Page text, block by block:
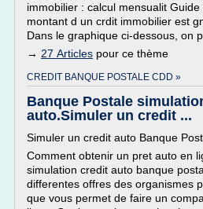
immobilier : calcul mensualit
montant d un crdit immobilier est
Dans le graphique ci-dessous, on
→ 27 Articles pour ce thème
CREDIT BANQUE POSTALE CDD »
Banque Postale
auto.Simuler un credit ...
Simuler un credit auto Banque
Comment obtenir un pret auto en
simulation credit auto banque
differentes offres des organismes
que vous permet de faire un